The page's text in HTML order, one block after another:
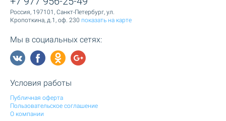
Россия, 197101, Санкт-Петербург, ул.
Кропоткина, д.1, оф. 230 показать на карте
Мы в социальных сетях:
Условия работы
Публичная оферта
Пользовательское соглашение
О компании